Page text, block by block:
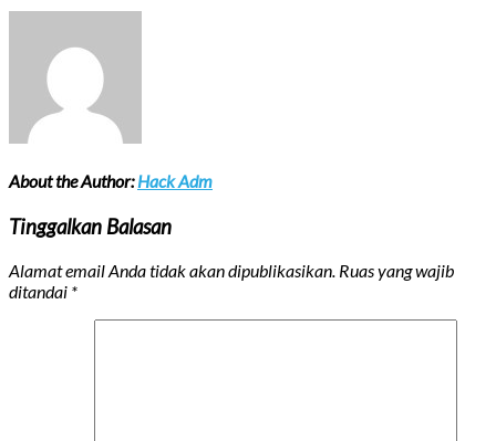
About the Author:Hack Adm
Tinggalkan Balasan
Alamat email Anda tidak akan dipublikasikan. Ruas yang wajib
ditandai *